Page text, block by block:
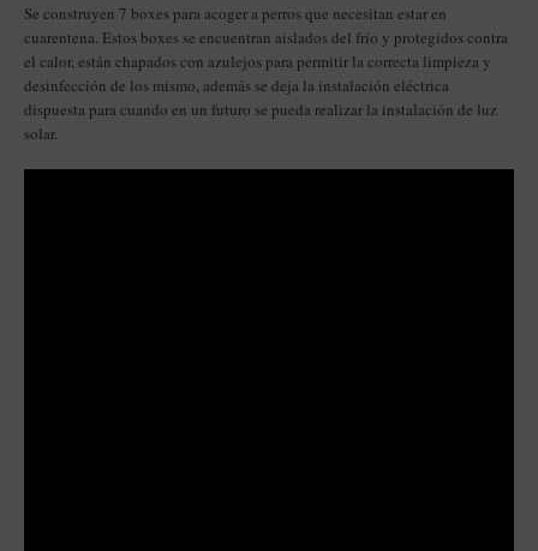
Se construyen 7 boxes para acoger a perros que necesitan estar en
cuarentena. Estos boxes se encuentran aislados del frío y protegidos contra
el calor, están chapados con azulejos para permitir la correcta limpieza y
desinfección de los mismo, además se deja la instalación eléctrica
dispuesta para cuando en un futuro se pueda realizar la instalación de luz
solar.